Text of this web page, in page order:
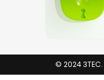
© 2024